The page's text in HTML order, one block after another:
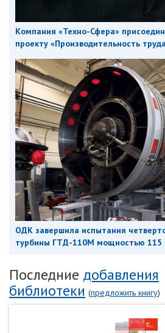
Компания «Техно-Сфера»
проекту «Производительность
ОДК завершила испытания
турбины ГТД-110М мощностью 115
Последние добавления
библиотеки (предложить книгу)